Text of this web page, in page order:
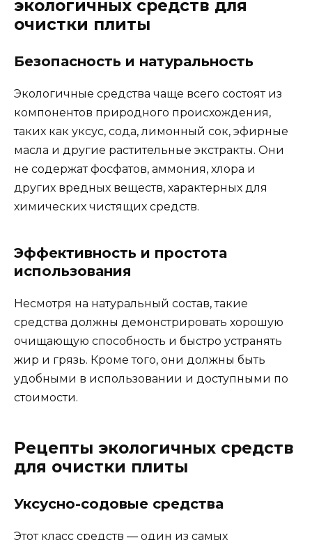
экологичных средств для
очистки плиты
Безопасность и натуральность
Экологичные средства чаще всего состоят из
компонентов природного происхождения,
таких как уксус, сода, лимонный сок, эфирные
масла и другие растительные экстракты. Они
не содержат фосфатов, аммония, хлора и
других вредных веществ, характерных для
химических чистящих средств.
Эффективность и простота
использования
Несмотря на натуральный состав, такие
средства должны демонстрировать хорошую
очищающую способность и быстро устранять
жир и грязь. Кроме того, они должны быть
удобными в использовании и доступными по
стоимости.
Рецепты экологичных средств
для очистки плиты
Уксусно-содовые средства
Этот класс средств — один из самых